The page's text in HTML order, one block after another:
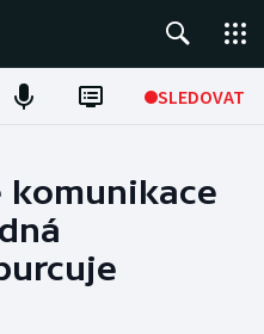
SLEDOVAT
komunikace